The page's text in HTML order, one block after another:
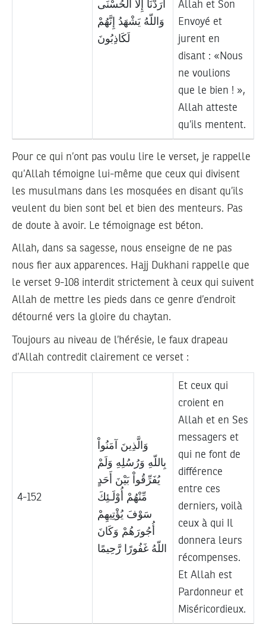
أَرَدْنَا إِلاَّ الْحُسْنَى
وَاللّهُ يَشْهَدُ إِنَّهُمْ
لَكَاذِبُونَ
Allah et Son
Envoyé et
jurent en
disant : «Nous
ne voulions
que le bien ! »,
Allah atteste
qu’ils mentent.
Pour ce qui n’ont pas voulu lire le verset, je rappelle
qu’Allah témoigne lui-même que ceux qui divisent
les musulmans dans les mosquées en disant qu’ils
veulent du bien sont bel et bien des menteurs. Pas
de doute à avoir. Le témoignage est béton.
Allah, dans sa sagesse, nous enseigne de ne pas
nous fier aux apparences. Hajj Dukhani rappelle que
le verset 9-108 interdit strictement à ceux qui suivent
Allah de mettre les pieds dans ce genre d’endroit
détourné vers la gloire du chaytan.
Toujours au niveau de l’hérésie, le faux drapeau
d’Allah contredit clairement ce verset :
4-152
وَالَّذِينَ آمَنُواْ
بِاللّهِ وَرُسُلِهِ وَلَمْ
يُفَرِّقُواْ بَيْنَ أَحَدٍ
مِّنْهُمْ أُوْلَـئِكَ
سَوْفَ يُؤْتِيهِمْ
أُجُورَهُمْ وَكَانَ
اللّهُ غَفُورًا رَّحِيمًا
Et ceux qui
croient en
Allah et en Ses
messagers et
qui ne font de
différence
entre ces
derniers, voilà
ceux à qui Il
donnera leurs
récompenses.
Et Allah est
Pardonneur et
Miséricordieux.